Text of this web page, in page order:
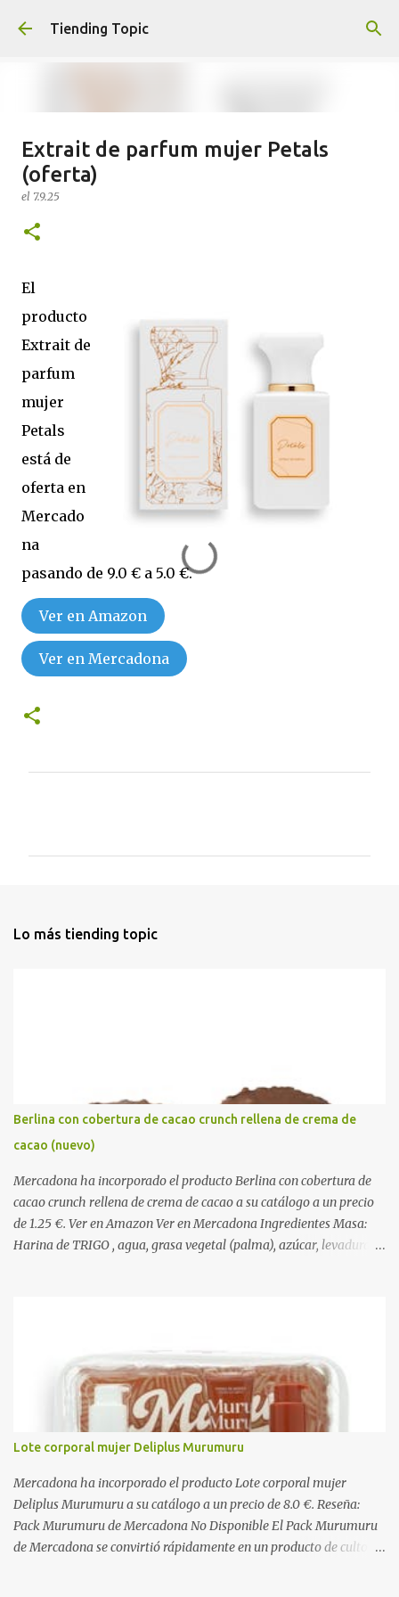
Ir al contenido principal
Tiending Topic
Maquillaje fluido Hydra Deliplus
210 cappuccino (nuevo)
el24.9.25
Extrait de parfum mujer Petals
(oferta)
el 7.9.25
El
producto
Extrait de
parfum
mujer
Petals
está de
oferta en
Mercado
na
pasando de 9.0 € a 5.0 €.
Ver en Amazon
Ver en Mercadona
Lo más tiending topic
Berlina con cobertura de cacao crunch rellena de crema de
cacao (nuevo)
Mercadona ha incorporado el producto Berlina con cobertura de
cacao crunch rellena de crema de cacao a su catálogo a un precio
de 1.25 €. Ver en Amazon Ver en Mercadona Ingredientes Masa:
Harina de TRIGO , agua, grasa vegetal (palma), azúcar, levadura,
antioxidante (E300). Relleno 27%: Azúcar, aceite vegetal refinado
(girasol), LECHE desnatada en polvo, cacao desgrasado en polvo
0,9%, LECHE entera en polvo, emulgente (E322 ( SOJA )), aroma
natural. Cobertura 16%: Azúcar, grasas vegetales (coco, palmiste,
palma), cacao desgrasado en polvo 1,0%, suero de LECHE en polvo,
LECHE entera en polvo, emulgente (E322), lactosa ( LECHE ),
almidón de TRIGO , aromas naturales. Decorado 1,8%: Harina de
arroz, harina de TRIGO , azúcar, sal, extracto d...
Lote corporal mujer Deliplus Murumuru
Mercadona ha incorporado el producto Lote corporal mujer
Deliplus Murumuru a su catálogo a un precio de 8.0 €. Reseña:
Pack Murumuru de Mercadona No Disponible El Pack Murumuru
de Mercadona se convirtió rápidamente en un producto de culto